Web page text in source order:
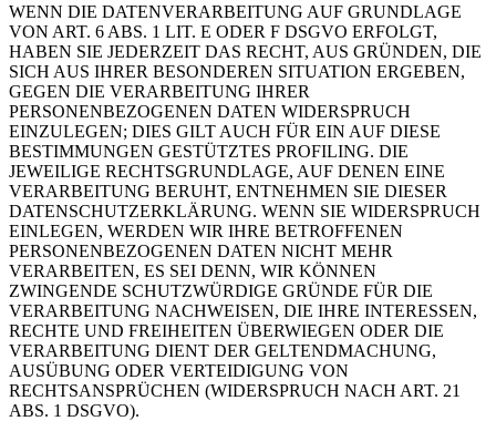
WENN DIE DATENVERARBEITUNG AUF GRUNDLAGE
VON ART. 6 ABS. 1 LIT. E ODER F DSGVO ERFOLGT,
HABEN SIE JEDERZEIT DAS RECHT, AUS GRÜNDEN, DIE
SICH AUS IHRER BESONDEREN SITUATION ERGEBEN,
GEGEN DIE VERARBEITUNG IHRER
PERSONENBEZOGENEN DATEN WIDERSPRUCH
EINZULEGEN; DIES GILT AUCH FÜR EIN AUF DIESE
BESTIMMUNGEN GESTÜTZTES PROFILING. DIE
JEWEILIGE RECHTSGRUNDLAGE, AUF DENEN EINE
VERARBEITUNG BERUHT, ENTNEHMEN SIE DIESER
DATENSCHUTZERKLÄRUNG. WENN SIE WIDERSPRUCH
EINLEGEN, WERDEN WIR IHRE BETROFFENEN
PERSONENBEZOGENEN DATEN NICHT MEHR
VERARBEITEN, ES SEI DENN, WIR KÖNNEN
ZWINGENDE SCHUTZWÜRDIGE GRÜNDE FÜR DIE
VERARBEITUNG NACHWEISEN, DIE IHRE INTERESSEN,
RECHTE UND FREIHEITEN ÜBERWIEGEN ODER DIE
VERARBEITUNG DIENT DER GELTENDMACHUNG,
AUSÜBUNG ODER VERTEIDIGUNG VON
RECHTSANSPRÜCHEN (WIDERSPRUCH NACH ART. 21
ABS. 1 DSGVO).